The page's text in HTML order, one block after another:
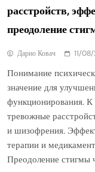
расстройств,
преодоление
Дарио Ковач 11/
Понимание
значение для
функционирования. К
тревожные
и шизофрения.
терапии и
Преодоление стигмы